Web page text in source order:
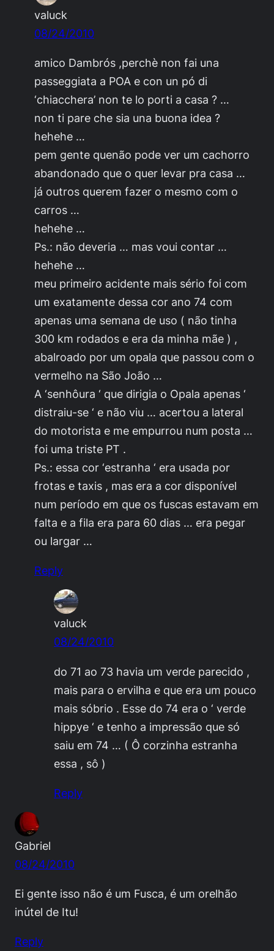
valuck
08/24/2010
amico Dambrós ,perchè non fai una
passeggiata a POA e con un pó di
‘chiacchera’ non te lo porti a casa ? …
non ti pare che sia una buona idea ?
hehehe …
pem gente quenão pode ver um cachorro
abandonado que o quer levar pra casa …
já outros querem fazer o mesmo com o
carros …
hehehe …
Ps.: não deveria … mas voui contar …
hehehe …
meu primeiro acidente mais sério foi com
um exatamente dessa cor ano 74 com
apenas uma semana de uso ( não tinha
300 km rodados e era da minha mãe ) ,
abalroado por um opala que passou com o
vermelho na São João …
A ‘senhôura ‘ que dirigia o Opala apenas ‘
distraiu-se ‘ e não viu … acertou a lateral
do motorista e me empurrou num posta …
foi uma triste PT .
Ps.: essa cor ‘estranha ‘ era usada por
frotas e taxis , mas era a cor disponível
num período em que os fuscas estavam em
falta e a fila era para 60 dias … era pegar
ou largar …
Reply
valuck
08/24/2010
do 71 ao 73 havia um verde parecido ,
mais para o ervilha e que era um pouco
mais sóbrio . Esse do 74 era o ‘ verde
hippye ‘ e tenho a impressão que só
saiu em 74 … ( Ô corzinha estranha
essa , sô )
Reply
Gabriel
08/24/2010
Ei gente isso não é um Fusca, é um orelhão
inútel de Itu!
Reply